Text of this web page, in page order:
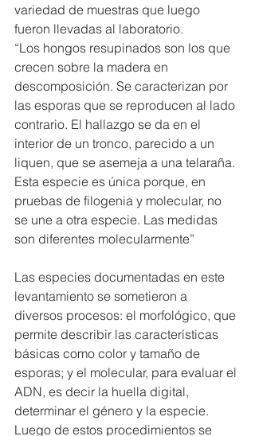
variedad de muestras que luego
fueron llevadas al laboratorio.
“Los hongos resupinados son los que
crecen sobre la madera en
descomposición. Se caracterizan por
las esporas que se reproducen al lado
contrario. El hallazgo se da en el
interior de un tronco, parecido a un
liquen, que se asemeja a una telaraña.
Esta especie es única porque, en
pruebas de filogenia y molecular, no
se une a otra especie. Las medidas
son diferentes molecularmente”
Las especies documentadas en este
levantamiento se sometieron a
diversos procesos: el morfológico, que
permite describir las características
básicas como color y tamaño de
esporas; y el molecular, para evaluar el
ADN, es decir la huella digital,
determinar el género y la especie.
Luego de estos procedimientos se